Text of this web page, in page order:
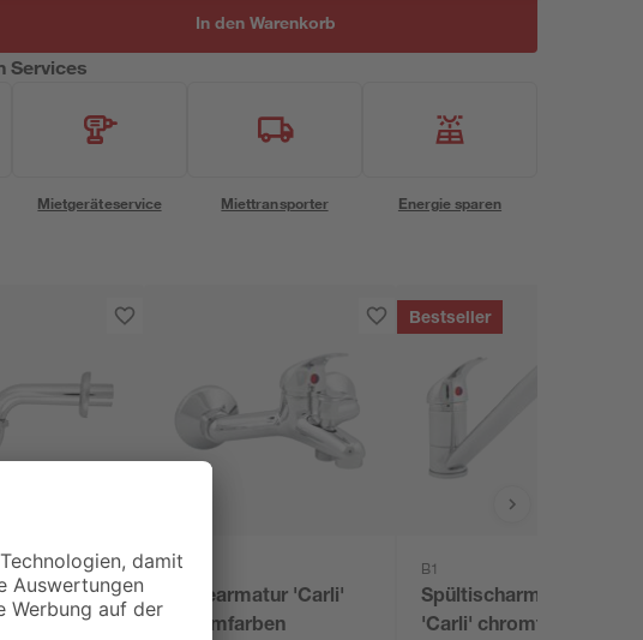
In den Warenkorb
Services
Mietgeräteservice Miettransporter Energie sparen
1 1/4" x 32
B1
Badearmatur 'Carli'
chromfarben
Bestseller
B1
Spültischarmatur
'Carli' chromfarben